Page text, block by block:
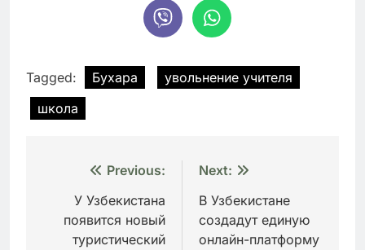
Tagged: Бухара
увольнение учителя
школа
Навигация
записям
Previous:
У Узбекистана
появится новый
туристический
Next:
В Узбекистане
создадут единую
онлайн-платформу